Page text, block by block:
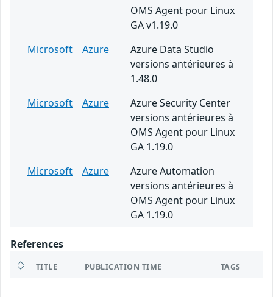
OMS Agent pour Linux
GA v1.19.0
Microsoft
Azure
Azure Data Studio
versions antérieures à
1.48.0
Microsoft
Azure
Azure Security Center
versions antérieures à
OMS Agent pour Linux
GA 1.19.0
Microsoft
Azure
Azure Automation
versions antérieures à
OMS Agent pour Linux
GA 1.19.0
References
TITLE PUBLICATION TIME TAGS